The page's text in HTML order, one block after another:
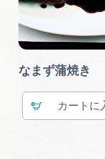
なまず蒲焼き
カート